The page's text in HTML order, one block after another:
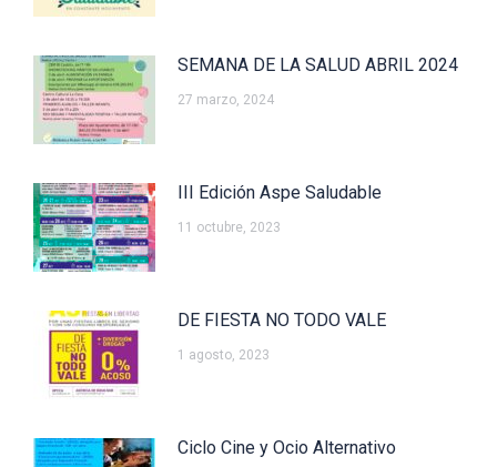
SEMANA DE LA SALUD ABRIL 2024
27 marzo, 2024
III Edición Aspe Saludable
11 octubre, 2023
DE FIESTA NO TODO VALE
1 agosto, 2023
Ciclo Cine y Ocio Alternativo